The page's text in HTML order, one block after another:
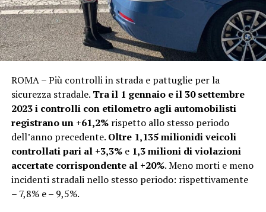
ROMA – Più controlli in strada e pattuglie per la
sicurezza stradale. Tra il 1 gennaio e il 30 settembre
2023 i controlli con etilometro agli automobilisti
registrano un +61,2%rispetto allo stesso periodo
dell’anno precedente. Oltre 1,135 milionidi veicoli
controllati pari al +3,3%e 1,3 milioni di violazioni
accertate corrispondente al +20%. Meno morti e meno
incidenti stradali nello stesso periodo: rispettivamente
– 7,8% e – 9,5%.